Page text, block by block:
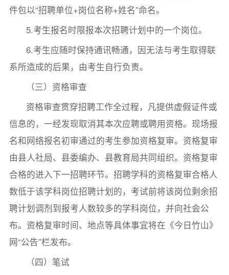
件包以“招聘单位+岗位名称+姓名”命名。
5.考生报名时限报本次招聘计划中的一个岗位。
6.考生应随时保持通讯畅通，因无法与考生取得联
系所造成的后果，由考生自行负责。
（三）资格审查
资格审查贯穿招聘工作全过程，凡提供虚假证件或
信息的，一经发现取消其本次应聘或聘用资格。现场报
名和网络报名初审通过的考生参加资格复审。资格复审
由县人社局、县委编办、县教育局共同组织。资格复审
合格的进入下一招聘环节。招聘学科的资格复审合格人
数低于该学科岗位招聘计划的，考试前将该岗位剩余招
聘计划调剂到报考人数较多的学科岗位，并向社会公
布。资格复审时间、地点等具体事宜将在《今日竹山》
网“公告”栏发布。
（四）笔试